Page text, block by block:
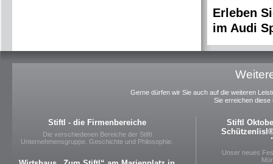
Erleben
im Audi
Gerne dürfen wir Sie auch auf die weiteren
Sie erreichen diese
Stiftl - die Firmenbereiche
Die verschiedenen Bereiche der Stiftl
Unternehmensgruppe. Geschichte und Philosophie.
Stiftl
Unser neues